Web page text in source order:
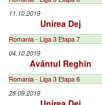
11.10.2019
Unirea Dej
Romania - Liga 3 Etapa 7
04.10.2019
Avântul Reghin
Romania - Liga 3 Etapa 6
28.09.2019